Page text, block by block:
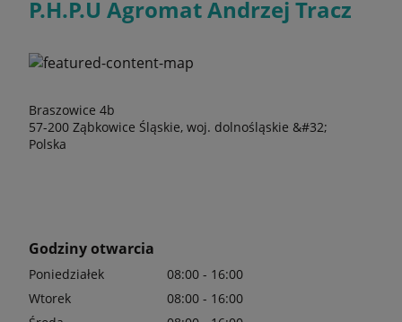
P.H.P.U Agromat Andrzej Tracz
Braszowice 4b
57-200 Ząbkowice Śląskie, woj. dolnośląskie &#32;
Polska
Godziny otwarcia
Poniedziałek
08:00 - 16:00
Wtorek
08:00 - 16:00